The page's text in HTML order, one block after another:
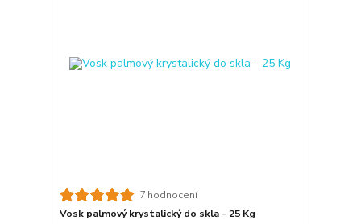
7 hodnocení
Vosk palmový krystalický do skla - 25 Kg